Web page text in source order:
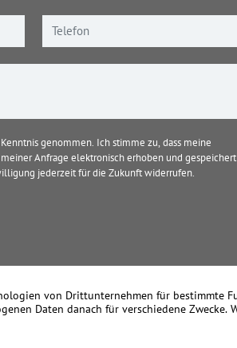
genommen. Ich stimme zu, dass meine
Anfrage elektronisch erhoben und gespeichert
jederzeit für die Zukunft widerrufen.